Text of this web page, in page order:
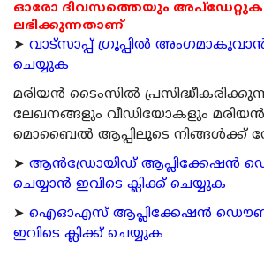
ഓരോ ദിവസത്തെയും
ലഭിക്കുന്നതാണ്
➤ വാട്സാപ്പ് ഗ്രൂപ്പിൽ അംഗമാകുവാൻ
ചെയ്യുക
മരിയന്‍ ടൈംസില്‍
ലേഖനങ്ങളും വീഡിയോകളും മരിയന്‍
മൊബൈല്‍ ആപ്പിലൂടെ നിങ്ങള്‍ക്ക്
➤ ആന്‍ഡ്രോയിഡ്
ചെയ്യാന്‍ ഇവിടെ ക്ലിക്ക് ചെയ്യുക
➤ ഐഓഎസ് ആപ്ലിക്കേഷന്‍
ഇവിടെ ക്ലിക്ക് ചെയ്യുക